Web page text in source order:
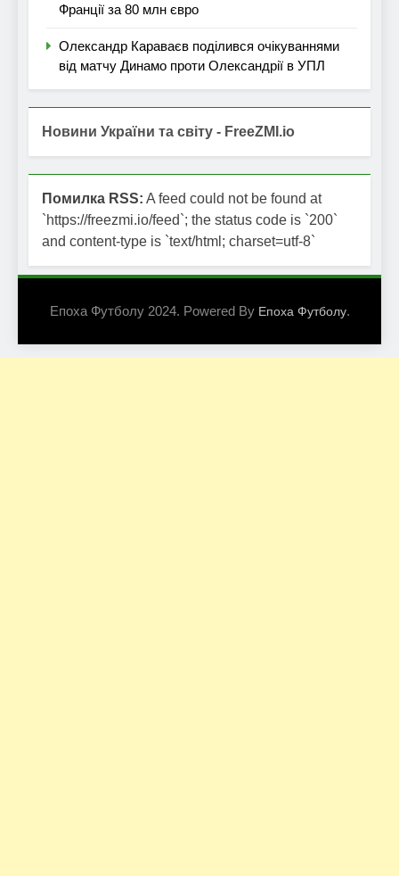
Франції за 80 млн євро
Олександр Караваєв поділився очікуваннями
від матчу Динамо проти Олександрії в УПЛ
Новини України та світу - FreeZMI.io
Помилка RSS: A feed could not be found at
`https://freezmi.io/feed`; the status code is `200`
and content-type is `text/html; charset=utf-8`
Епоха Футболу 2024. Powered By Епоха Футболу.